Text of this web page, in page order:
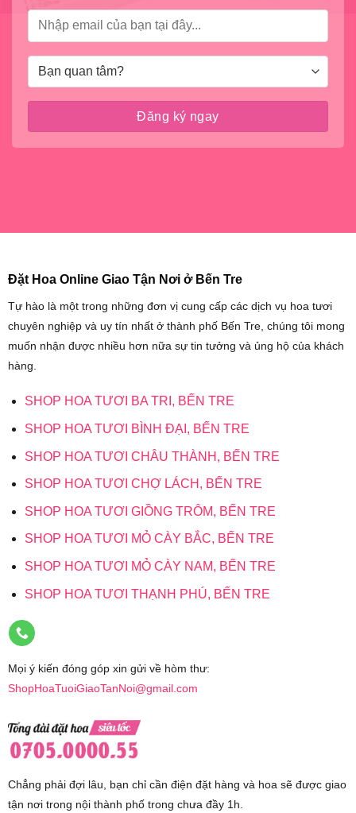
Đặt Hoa Online Giao Tận Nơi ở Bến Tre
Tự hào là một trong những đơn vị cung cấp các dịch vụ hoa tươi
chuyên nghiệp và uy tín nhất ở thành phố Bến Tre, chúng tôi mong
muốn nhận được nhiều hơn nữa sự tin tưởng và ủng hộ của khách
hàng.
SHOP HOA TƯƠI BA TRI, BẾN TRE
SHOP HOA TƯƠI BÌNH ĐẠI, BẾN TRE
SHOP HOA TƯƠI CHÂU THÀNH, BẾN TRE
SHOP HOA TƯƠI CHỢ LÁCH, BẾN TRE
SHOP HOA TƯƠI GIỒNG TRÔM, BẾN TRE
SHOP HOA TƯƠI MỎ CÀY BẮC, BẾN TRE
SHOP HOA TƯƠI MỎ CÀY NAM, BẾN TRE
SHOP HOA TƯƠI THẠNH PHÚ, BẾN TRE
Mọi ý kiến đóng góp xin gửi về hòm thư:
ShopHoaTuoiGiaoTanNoi@gmail.com
Chẳng phải đợi lâu, bạn chỉ cần điện đặt hàng và hoa sẽ được giao
tận nơi trong nội thành phố trong chưa đầy 1h.